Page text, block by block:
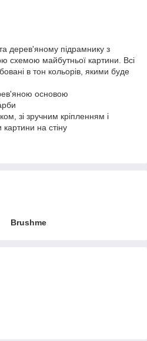
дерев'яному підрамнику з
схемою майбутньої картини. Всі
в тон кольорів, якими буде
основою
зі зручним кріпленням і
картини на стіну
Brushme